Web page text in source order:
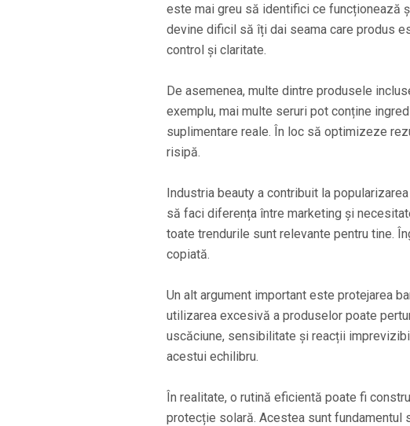
este mai greu să identifici ce funcționează
devine dificil să îți dai seama care produs
control și claritate.
De asemenea, multe dintre produsele
exemplu, mai multe seruri pot conține
suplimentare reale. În loc să optimizeze
risipă.
Industria beauty a contribuit la
să faci diferența între marketing și
toate trendurile sunt relevante pentru tine.
copiată.
Un alt argument important este protejarea
utilizarea excesivă a produselor poate
uscăciune, sensibilitate și reacții
acestui echilibru.
În realitate, o rutină eficientă poate fi
protecție solară. Acestea sunt